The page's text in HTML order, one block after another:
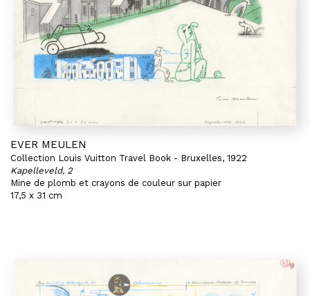
EVER MEULEN
Collection Louis Vuitton Travel Book - Bruxelles, 1922
Kapelleveld, 2
Mine de plomb et crayons de couleur sur papier
17,5 x 31 cm